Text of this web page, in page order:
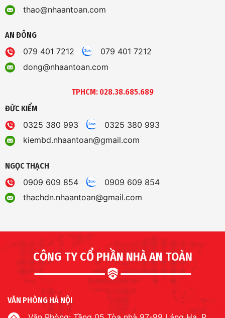
thao@nhaantoan.com
AN ĐÔNG
079 401 7212
079 401 7212
dong@nhaantoan.com
TPHCM: 028.38.685.689
ĐỨC KIỂM
0325 380 993
0325 380 993
kiembd.nhaantoan@gmail.com
NGỌC THẠCH
0909 609 854
0909 609 854
thachdn.nhaantoan@gmail.com
CÔNG TY CỔ PHẦN NHÀ AN TOÀN
VĂN PHÒNG HÀ NỘI